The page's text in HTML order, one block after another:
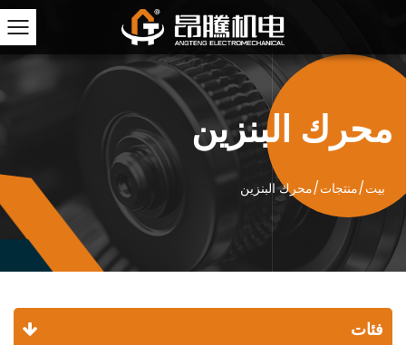
محرك البنزين
بيت/منتجات/محرك البنزين
فئات